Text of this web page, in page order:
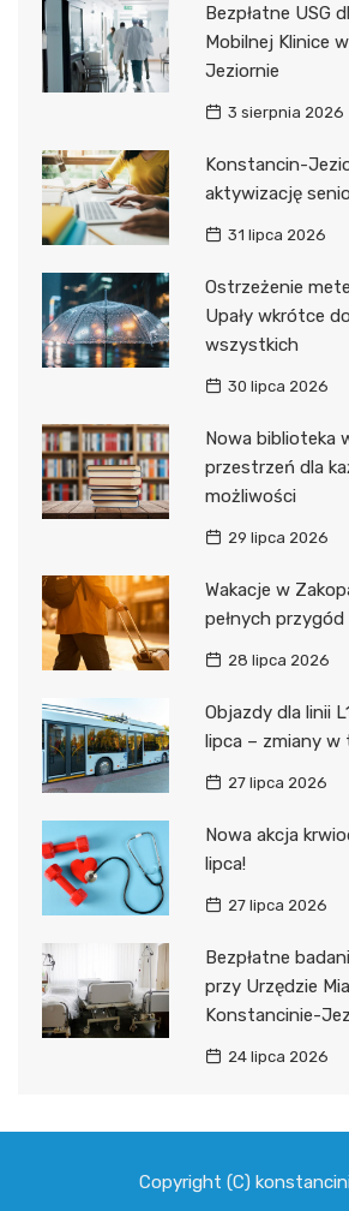
Bezpłatne USG
Mobilnej Klinice
Jeziornie
3 sierpnia 2026
Konstancin-
aktywizację
31 lipca 2026
Ostrzeżenie
Upały wkrótce
wszystkich
30 lipca 2026
Nowa biblioteka
przestrzeń dla
możliwości
29 lipca 2026
Wakacje w
pełnych
28 lipca 2026
Objazdy dla linii
lipca – zmiany w
27 lipca 2026
Nowa akcja
lipca!
27 lipca 2026
Bezpłatne
przy Urzędzie
Konstancinie-
24 lipca 2026
Copyright (C)